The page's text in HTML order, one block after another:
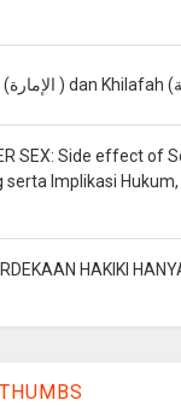
SEX: Side effect of
serta Implikasi
HAKIKI